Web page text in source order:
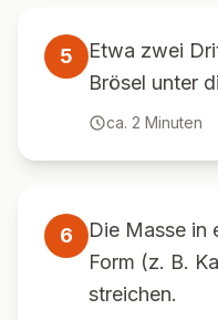
5
Etwa zwei
Brösel unter
ca. 2 Minuten
6
Die Masse in
Form (z. B.
streichen.